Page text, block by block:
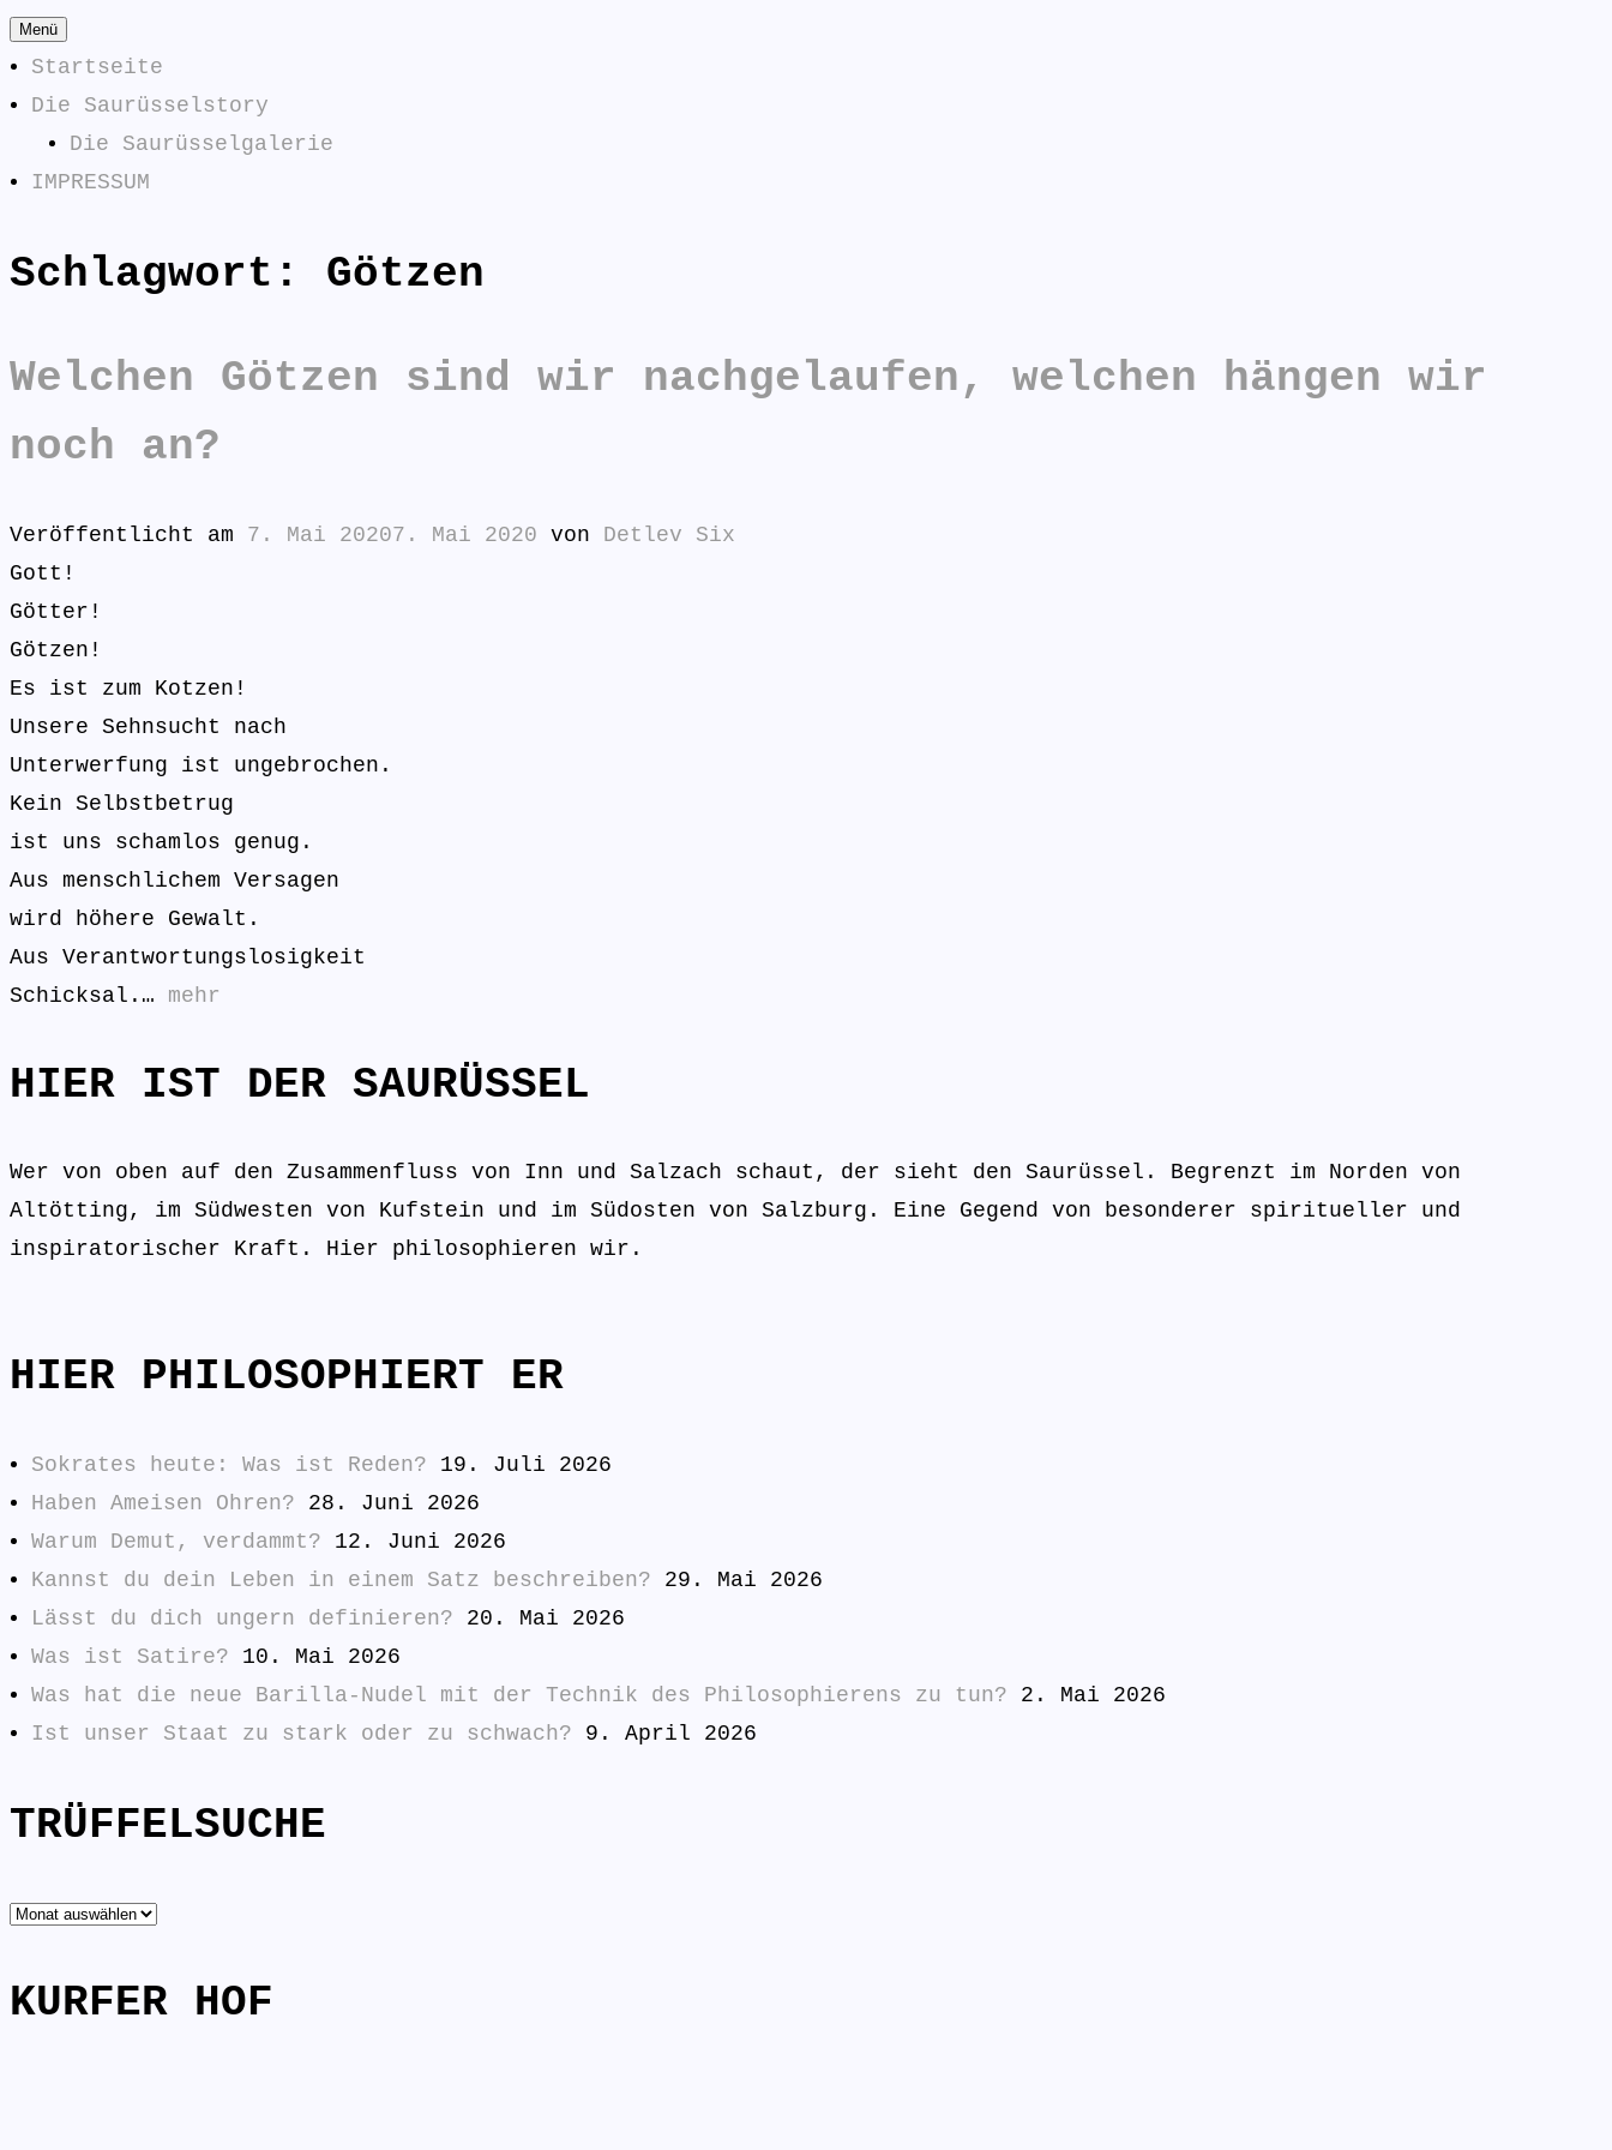
Zum
Inhalt
springen
Menü
Startseite
Die Saurüsselstory
Die Saurüsselgalerie
IMPRESSUM
SAURÜSSELPHILOSOPHEN
Die Saurüsselphilosophen antworten:
Schlagwort: Götzen
Welchen Götzen sind wir nachgelaufen, welchen hängen wir
noch an?
Veröffentlicht am 7. Mai 20207. Mai 2020 von Detlev Six
Gott!
Götter!
Götzen!
Es ist zum Kotzen!
Unsere Sehnsucht nach
Unterwerfung ist ungebrochen.
Kein Selbstbetrug
ist uns schamlos genug.
Aus menschlichem Versagen
wird höhere Gewalt.
Aus Verantwortungslosigkeit
Schicksal.… mehr
HIER IST DER SAURÜSSEL
Wer von oben auf den Zusammenfluss von Inn und Salzach schaut, der sieht den Saurüssel. Begrenzt im Norden von
Altötting, im Südwesten von Kufstein und im Südosten von Salzburg. Eine Gegend von besonderer spiritueller und
inspiratorischer Kraft. Hier philosophieren wir.
HIER PHILOSOPHIERT ER
Sokrates heute: Was ist Reden?
19. Juli 2026
Haben Ameisen Ohren?
28. Juni 2026
Warum Demut, verdammt?
12. Juni 2026
Kannst du dein Leben in einem Satz beschreiben?
29. Mai 2026
Lässt du dich ungern definieren?
20. Mai 2026
Was ist Satire?
10. Mai 2026
Was hat die neue Barilla-Nudel mit der Technik des Philosophierens zu tun?
2. Mai 2026
Ist unser Staat zu stark oder zu schwach?
9. April 2026
TRÜFFELSUCHE
TRÜFFELSUCHE
KURFER HOF